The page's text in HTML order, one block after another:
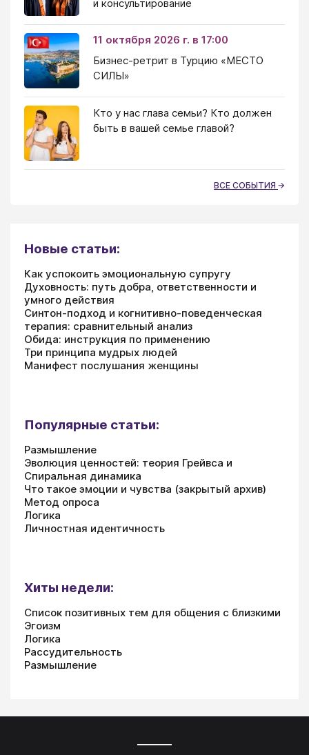
и консультирование
11 октября 2026 г. в 17:00
Бизнес-ретрит в Турцию «МЕСТО
СИЛЫ»
Кто у нас глава семьи? Кто должен
быть в вашей семье главой?
ВСЕ СОБЫТИЯ
Новые статьи:
Как успокоить эмоциональную супругу
Духовность: путь добра, ответственности и
умного действия
Синтон-подход и когнитивно-поведенческая
терапия: сравнительный анализ
Обида: инструкция по применению
Три принципа мудрых людей
Манифест послушания женщины
Популярные статьи:
Размышление
Эволюция ценностей: теория Грейвса и
Спиральная динамика
Что такое эмоции и чувства (закрытый архив)
Метод опроса
Логика
Личностная идентичность
Хиты недели:
Список позитивных тем для общения с близкими
Эгоизм
Логика
Рассудительность
Размышление